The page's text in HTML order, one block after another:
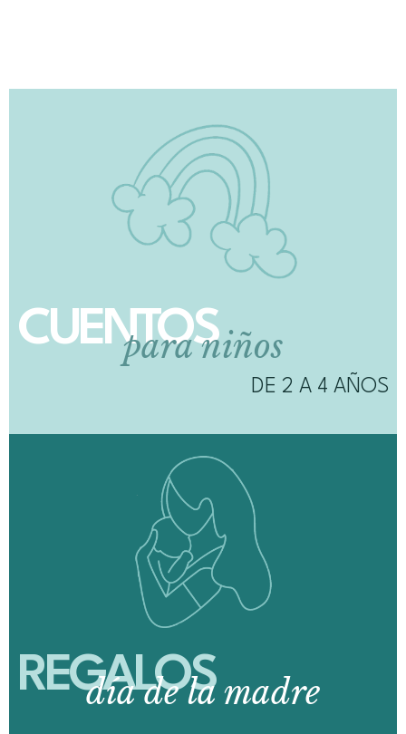
CUENTOS
para niños
DE 2 A 4 AÑOS
REGALOS
día de la madre